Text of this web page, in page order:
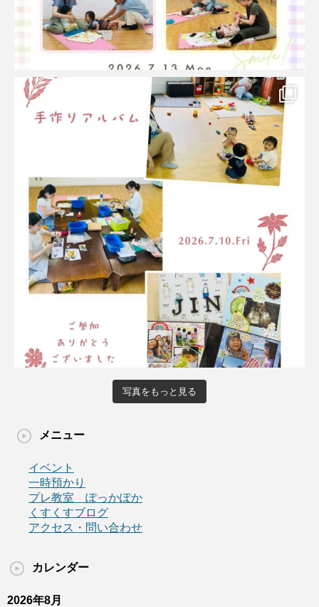
写真をもっと見る
メニュー
イベント
一時預かり
プレ教室 ぽっかぽか
くすくすブログ
アクセス・問い合わせ
カレンダー
2026年8月